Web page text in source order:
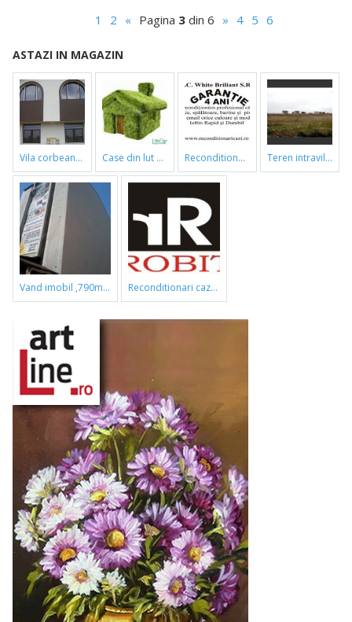
1 2 « Pagina 3 din 6 » 4 5 6
ASTAZI IN MAGAZIN
vila corbeanca case din lut si paie reconditionari cazi de baie teren intravilan
vand imobil ,790m,piata gorjului,pret negociabil reconditionari cazi de baie